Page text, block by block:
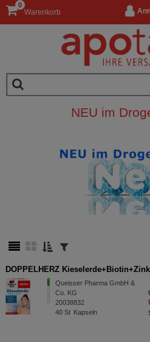
Warenkorb
0
NEU im
DOPPELHERZ
Queisser Pharma GmbH &
Co. KG
20038832
40 St Kapseln